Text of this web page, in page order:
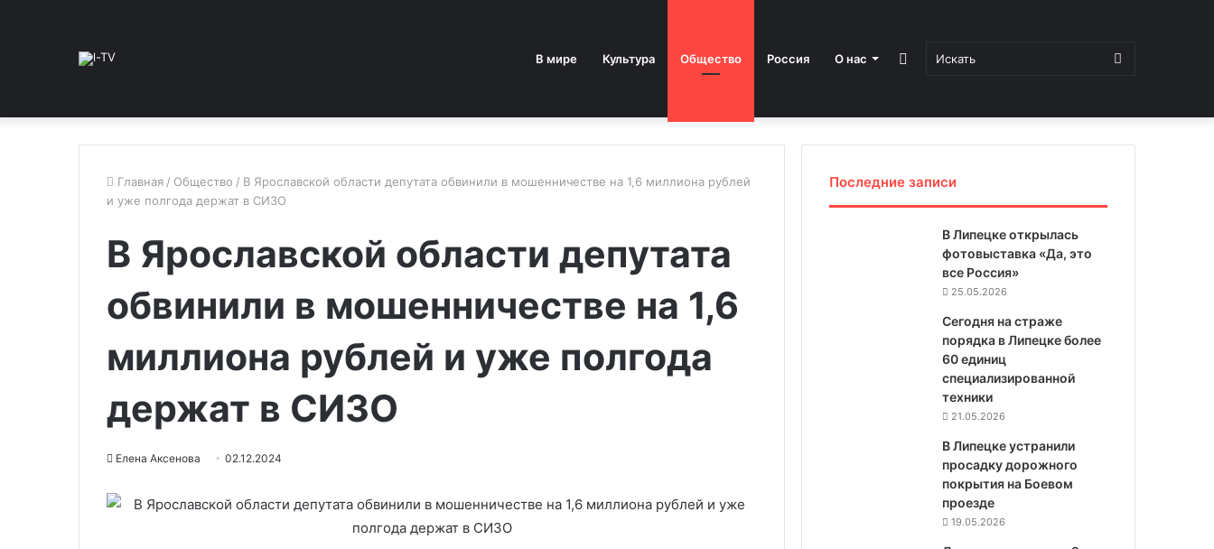
В мире Культура Общество Россия О нас Искать
Sidebar
Главная / Общество / В Ярославской области депутата обвинили в мошенничестве на 1,6 миллиона рублей
и уже полгода держат в СИЗО
В Ярославской области депутата
обвинили в мошенничестве на 1,6
миллиона рублей и уже полгода
держат в СИЗО
Елена Аксенова 02.12.2024
Последние записи
В Липецке открылась
фотовыставка «Да, это
все Россия»
25.05.2026
Сегодня на страже
порядка в Липецке более
60 единиц
специализированной
техники
21.05.2026
В Липецке устранили
просадку дорожного
покрытия на Боевом
проезде
19.05.2026